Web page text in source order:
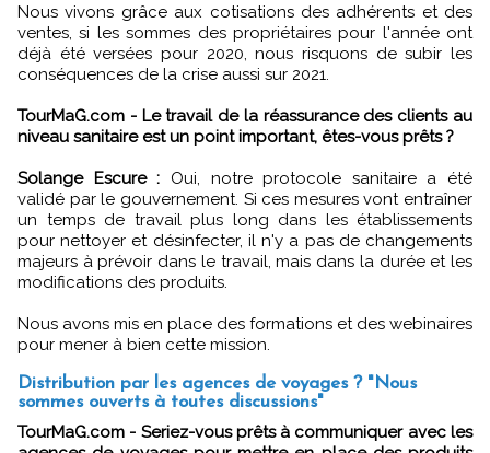
Nous vivons grâce aux cotisations des adhérents et des
ventes, si les sommes des propriétaires pour l'année ont
déjà été versées pour 2020, nous risquons de subir les
conséquences de la crise aussi sur 2021.
TourMaG.com - Le travail de la réassurance des clients au
niveau sanitaire est un point important, êtes-vous prêts ?
Solange Escure : Oui, notre protocole sanitaire a été
validé par le gouvernement. Si ces mesures vont entraîner
un temps de travail plus long dans les établissements
pour nettoyer et désinfecter, il n'y a pas de changements
majeurs à prévoir dans le travail, mais dans la durée et les
modifications des produits.
Nous avons mis en place des formations et des webinaires
pour mener à bien cette mission.
Distribution par les agences de voyages ? "Nous
sommes ouverts à toutes discussions"
TourMaG.com - Seriez-vous prêts à communiquer avec les